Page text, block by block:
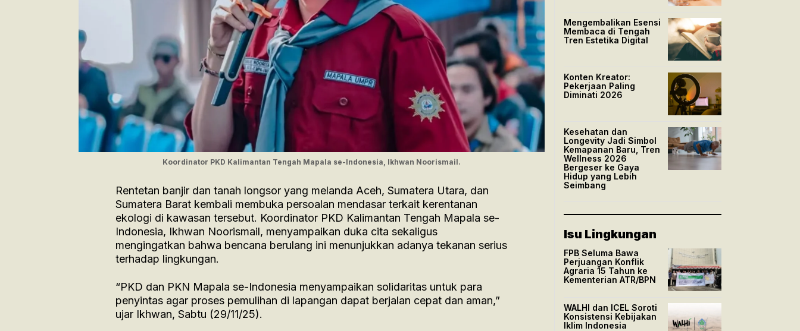
Koordinator PKD Kalimantan Tengah Mapala se-Indonesia, Ikhwan Noorismail.
Rentetan banjir dan tanah longsor yang melanda Aceh, Sumatera Utara, dan
Sumatera Barat kembali membuka persoalan mendasar terkait kerentanan
ekologi di kawasan tersebut. Koordinator PKD Kalimantan Tengah Mapala se-
Indonesia, Ikhwan Noorismail, menyampaikan duka cita sekaligus
mengingatkan bahwa bencana berulang ini menunjukkan adanya tekanan serius
terhadap lingkungan.
“PKD dan PKN Mapala se-Indonesia menyampaikan solidaritas untuk para
penyintas agar proses pemulihan di lapangan dapat berjalan cepat dan aman,”
ujar Ikhwan, Sabtu (29/11/25).
Mengembalikan Esensi
Membaca di Tengah
Tren Estetika Digital
Konten Kreator:
Pekerjaan Paling
Diminati 2026
Kesehatan dan
Longevity Jadi Simbol
Kemapanan Baru, Tren
Wellness 2026
Bergeser ke Gaya
Hidup yang Lebih
Seimbang
Isu Lingkungan
FPB Seluma Bawa
Perjuangan Konflik
Agraria 15 Tahun ke
Kementerian ATR/BPN
WALHI dan ICEL Soroti
Konsistensi Kebijakan
Iklim Indonesia